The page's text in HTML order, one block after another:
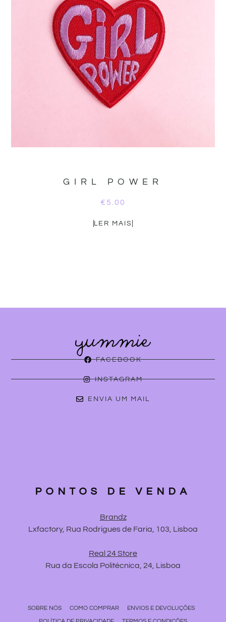
GIRL POWER
€ 5.00
LER MAIS
FACEBOOK
INSTAGRAM
ENVIA UM MAIL
PONTOS DE VENDA
Brandz
Lxfactory, Rua Rodrigues de Faria, 103, Lisboa
Real 24 Store
Rua da Escola Politécnica, 24, Lisboa
SOBRE NÓS COMO COMPRAR
ENVIOS E DEVOLUÇÕES